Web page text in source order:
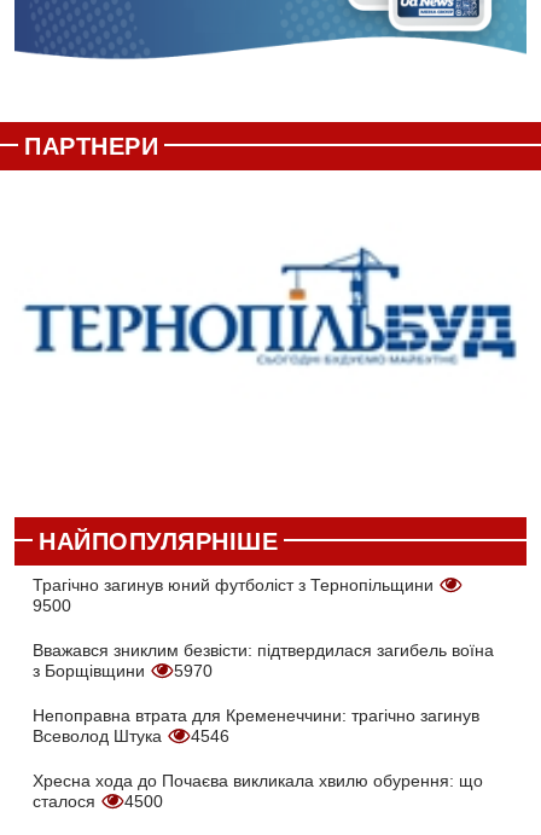
ПАРТНЕРИ
НАЙПОПУЛЯРНІШЕ
Трагічно загинув юний футболіст з Тернопільщини
9500
Вважався зниклим безвісти: підтвердилася загибель воїна
з Борщівщини
5970
Непоправна втрата для Кременеччини: трагічно загинув
Всеволод Штука
4546
Хресна хода до Почаєва викликала хвилю обурення: що
сталося
4500